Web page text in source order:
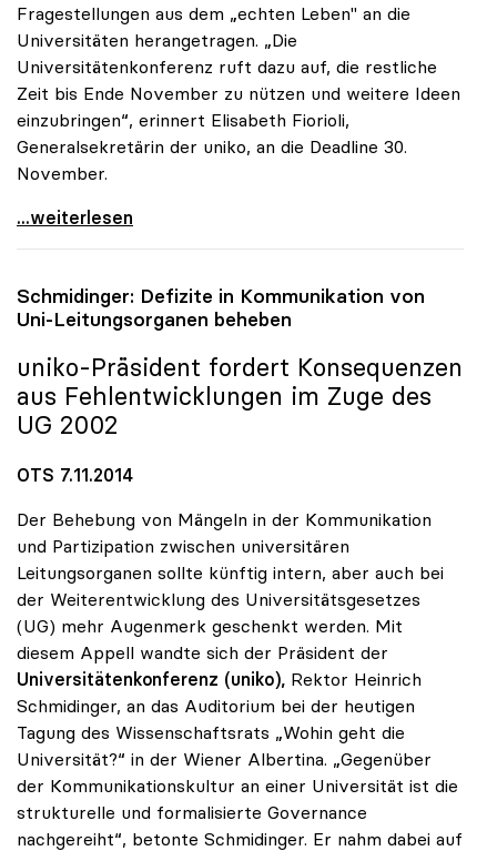
Fragestellungen aus dem „echten Leben" an die
Universitäten herangetragen. „Die
Universitätenkonferenz ruft dazu auf, die restliche
Zeit bis Ende November zu nützen und weitere Ideen
einzubringen“, erinnert Elisabeth Fiorioli,
Generalsekretärin der uniko, an die Deadline 30.
November.
Ö1-Hörsaal: Bisher 130 Ideen zum Dialog mit
...weiterlesen
Schmidinger: Defizite in Kommunikation von
Uni-Leitungsorganen beheben
uniko-Präsident fordert Konsequenzen
aus Fehlentwicklungen im Zuge des
UG 2002
OTS 7.11.2014
Der Behebung von Mängeln in der Kommunikation
und Partizipation zwischen universitären
Leitungsorganen sollte künftig intern, aber auch bei
der Weiterentwicklung des Universitätsgesetzes
(UG) mehr Augenmerk geschenkt werden. Mit
diesem Appell wandte sich der Präsident der
Universitätenkonferenz (uniko), Rektor Heinrich
Schmidinger, an das Auditorium bei der heutigen
Tagung des Wissenschaftsrats „Wohin geht die
Universität?“ in der Wiener Albertina. „Gegenüber
der Kommunikationskultur an einer Universität ist die
strukturelle und formalisierte Governance
nachgereiht“, betonte Schmidinger. Er nahm dabei auf